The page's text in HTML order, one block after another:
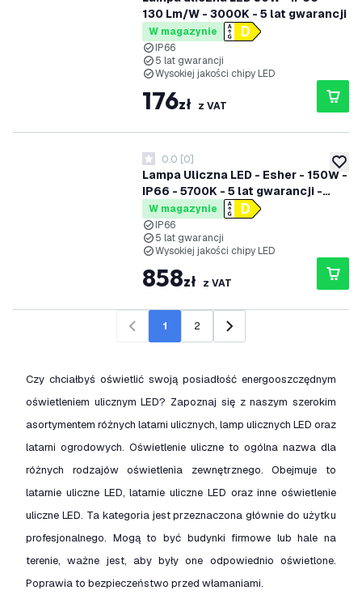
130 Lm/W - 3000K - 5 lat gwarancji
W magazynie
IP66
5 lat gwarancji
Wysokiej jakości chipy LED
176zł z VAT
dodaj
Lampa Uliczna LED - Esher - 150W -
IP66 - 5700K - 5 lat gwarancji -
Kabel o długości 1 metra
0 Gwiazdki oceny
0.0 [0]
W magazynie
IP66
5 lat gwarancji
Wysokiej jakości chipy LED
858zł z VAT
Poprzedni
1 2 Następny
Czy chciałbyś oświetlić swoją posiadłość energooszczędnym
oświetleniem ulicznym LED? Zapoznaj się z naszym szerokim
asortymentem różnych latarni ulicznych, lamp ulicznych LED oraz
latarni ogrodowych. Oświetlenie uliczne to ogólna nazwa dla
różnych rodzajów oświetlenia zewnętrznego. Obejmuje to
latarnie uliczne LED, latarnie uliczne LED oraz inne oświetlenie
uliczne LED. Ta kategoria jest przeznaczona głównie do użytku
profesjonalnego. Mogą to być budynki firmowe lub hale na
terenie, ważne jest, aby były one odpowiednio oświetlone.
Poprawia to bezpieczeństwo przed włamaniami.